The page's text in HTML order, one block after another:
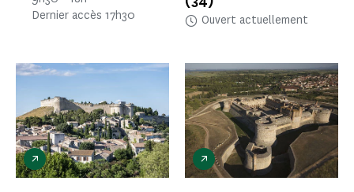
Dernier accès 17h30
Ouvert actuellement